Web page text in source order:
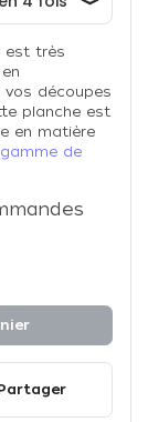
est très
découpes
planche est
en matière
gamme de